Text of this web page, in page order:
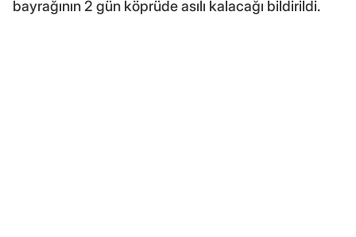
bayrağının 2 gün köprüde asılı kalacağı bildirildi.